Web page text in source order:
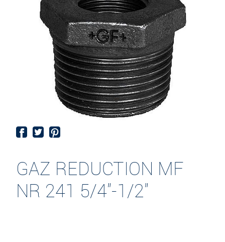
GAZ REDUCTION MF
NR 241 5/4"-1/2"